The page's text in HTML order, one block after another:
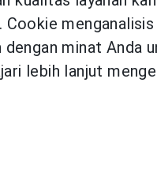
kamu, kamu dapat
proteksi
Yang Unik
internasional
lebih aman.
menganalisis
minat Anda
lebih lanjut